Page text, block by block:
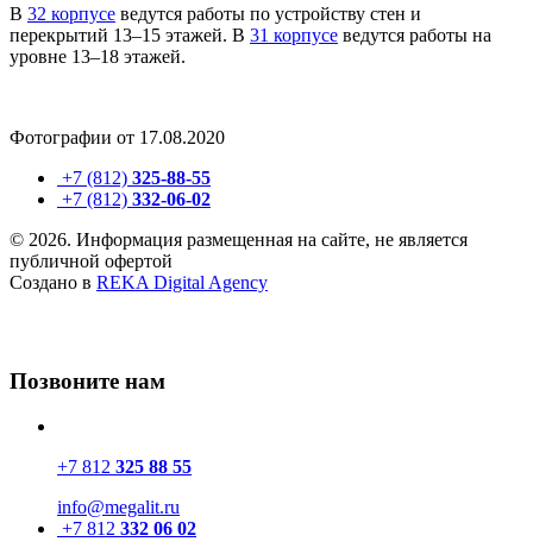
В 32 корпусе ведутся работы по устройству стен и
перекрытий 13–15 этажей. В 31 корпусе ведутся работы на
уровне 13–18 этажей.
Фотографии от 17.08.2020
+7 (812) 325-88-55
+7 (812) 332-06-02
© 2026. Информация размещенная на сайте, не является
публичной офертой
Создано в REKA Digital Agency
Позвоните нам
+7 812 325 88 55
info@megalit.ru
+7 812 332 06 02